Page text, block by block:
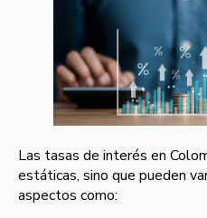
Las tasas de interés en
estáticas, sino que pueden
aspectos como: